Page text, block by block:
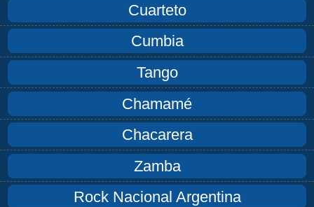
Cuarteto
Cumbia
Tango
Chamamé
Chacarera
Zamba
Rock Nacional Argentina